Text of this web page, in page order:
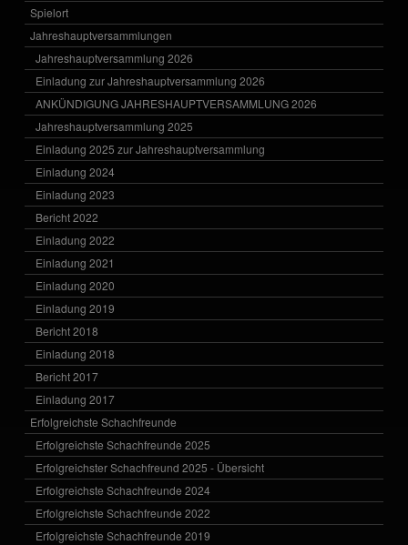
Spielort
Jahreshauptversammlungen
Jahreshauptversammlung 2026
Einladung zur Jahreshauptversammlung 2026
ANKÜNDIGUNG JAHRESHAUPTVERSAMMLUNG 2026
Jahreshauptversammlung 2025
Einladung 2025 zur Jahreshauptversammlung
Einladung 2024
Einladung 2023
Bericht 2022
Einladung 2022
Einladung 2021
Einladung 2020
Einladung 2019
Bericht 2018
Einladung 2018
Bericht 2017
Einladung 2017
Erfolgreichste Schachfreunde
Erfolgreichste Schachfreunde 2025
Erfolgreichster Schachfreund 2025 - Übersicht
Erfolgreichste Schachfreunde 2024
Erfolgreichste Schachfreunde 2022
Erfolgreichste Schachfreunde 2019